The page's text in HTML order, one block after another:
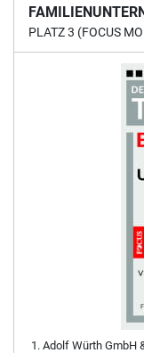
PLATZ 3 (FOCUS
Adolf Würth GmbH